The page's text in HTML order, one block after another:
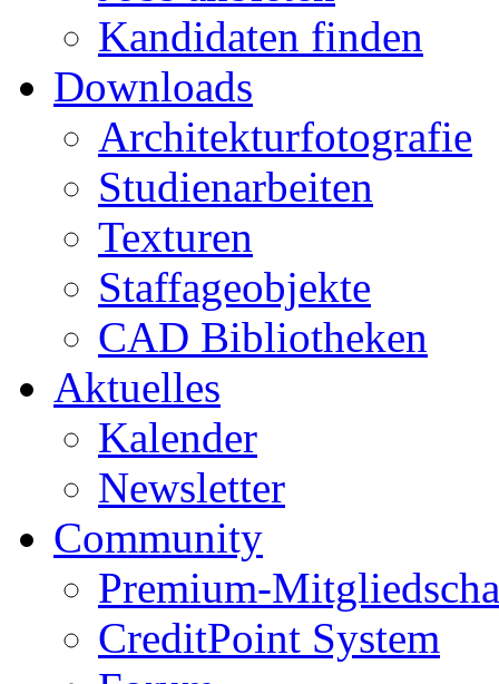
Kandidaten finden
Downloads
Architekturfotografie
Studienarbeiten
Texturen
Staffageobjekte
CAD Bibliotheken
Aktuelles
Kalender
Newsletter
Community
Premium-
CreditPoint System